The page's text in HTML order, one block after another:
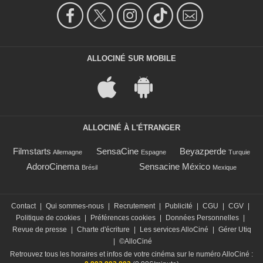
ALLOCINÉ SUR MOBILE
ALLOCINÉ À L'ÉTRANGER
Filmstarts Allemagne SensaCine Espagne Beyazperde Turquie
AdoroCinema Brésil Sensacine México Mexique
Contact Qui sommes-nous Recrutement Publicité CGU CGV
Politique de cookies
Préférences cookies Données Personnelles
Revue de presse
Charte d'écriture Les services AlloCiné
Gérer Utiq
©AlloCiné
Retrouvez tous les horaires et infos de votre cinéma sur le numéro AlloCiné :